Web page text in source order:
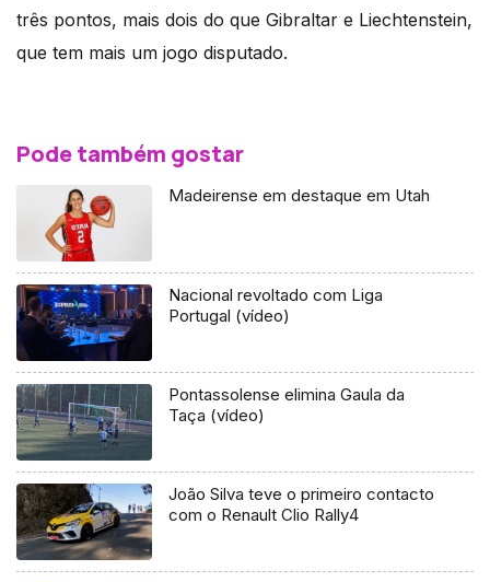
três pontos, mais dois do que Gibraltar e Liechtenstein,
que tem mais um jogo disputado.
Pode também gostar
Madeirense em destaque em Utah
Nacional revoltado com Liga
Portugal (vídeo)
Pontassolense elimina Gaula da
Taça (vídeo)
João Silva teve o primeiro contacto
com o Renault Clio Rally4